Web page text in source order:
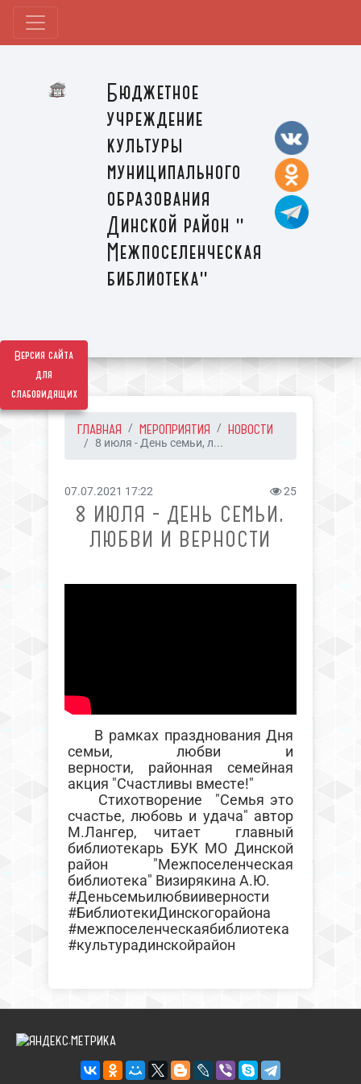
Версия сайта
для
слабовидящих
Бюджетное
учреждение
культуры
муниципального
образования
Динской район "
Межпоселенческая
библиотека"
ГЛАВНАЯ МЕРОПРИЯТИЯ НОВОСТИ
8 июля - День семьи, л...
07.07.2021 17:22 25
8 ИЮЛЯ - ДЕНЬ СЕМЬИ,
ЛЮБВИ И ВЕРНОСТИ
В рамках празднования Дня
семьи, любви и
верности, районная семейная
акция "Счастливы вместе!"
Стихотворение "Семья это
счастье, любовь и удача" автор
М.Лангер, читает главный
библиотекарь БУК МО Динской
район "Межпоселенческая
библиотека" Визирякина А.Ю.
#Деньсемьилюбвииверности
#БиблиотекиДинскогорайона
#межпоселенческаябиблиотека
#культурадинскойрайон